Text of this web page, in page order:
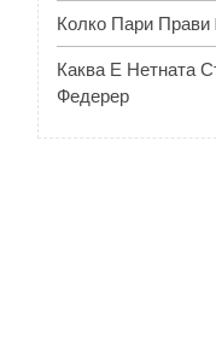
Колко Пари
Каква Е Нетната
Федерер